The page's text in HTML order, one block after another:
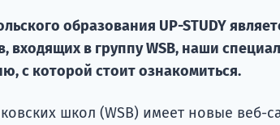
образования UP-STUDY
входящих в группу WSB, наши
с которой стоит ознакомиться.
школ (WSB) имеет новые веб-